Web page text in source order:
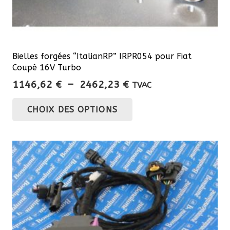
Bielles forgées “ItalianRP” IRPR054 pour Fiat
Coupè 16V Turbo
1146,62 € – 2462,23 €Plage
2462,23 €
TVAC
CHOIX DES OPTIONS
plusieurs
variations.
Les
options
peuvent
être
choisies